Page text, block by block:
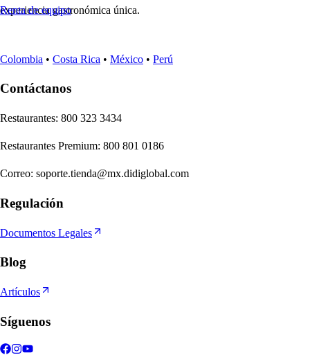
experiencia gastronómica única.
Renta de equipo
Colombia • Costa Rica • México • Perú
Contáctanos
Restaurantes: 800 323 3434
Restaurantes Premium: 800 801 0186
Correo: soporte.tienda@mx.didiglobal.com
Regulación
Documentos Legales
Blog
Artículos
Síguenos